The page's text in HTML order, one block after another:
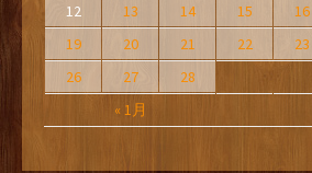
« 1月
12
13 14 15 16
19
20 21 22 23
26
27 28